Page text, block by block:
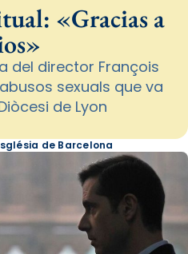
«Gracias a
del director François
sexuals que va
de Lyon
de Barcelona